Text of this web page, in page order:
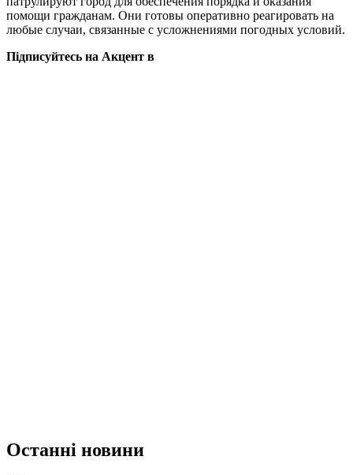
помощи гражданам. Они готовы оперативно реагировать на
любые случаи, связанные с усложнениями погодных условий.
Підписуйтесь на Акцент в
Останні новини